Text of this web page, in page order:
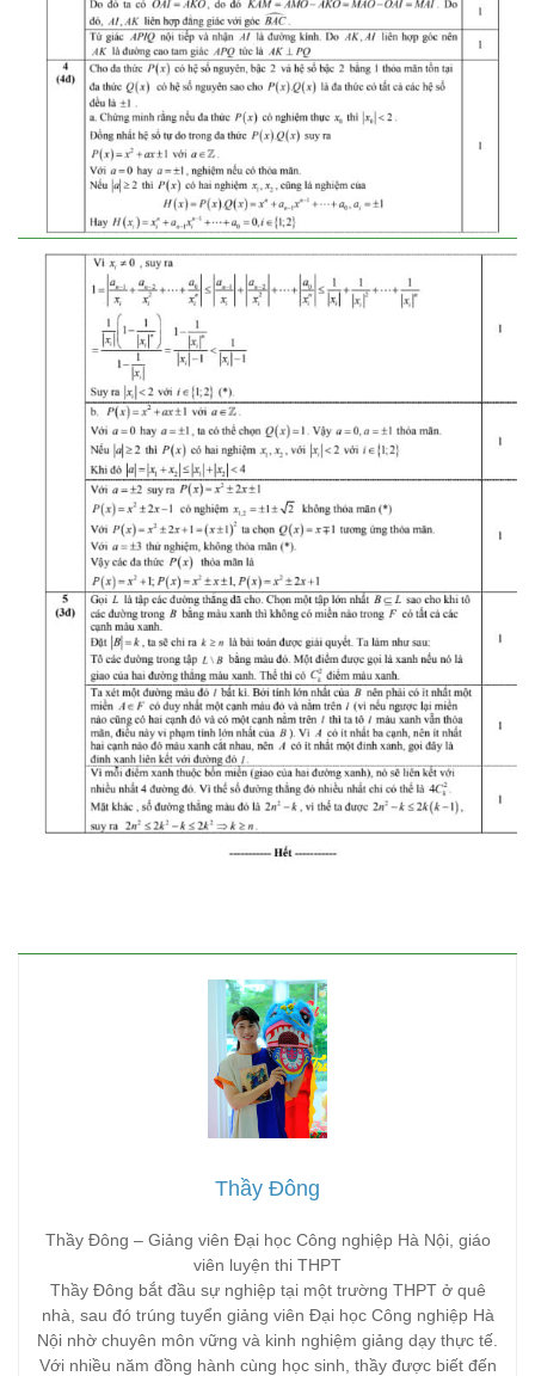
Thầy Đông
Thầy Đông – Giảng viên Đại học Công nghiệp Hà Nội, giáo
viên luyện thi THPT
Thầy Đông bắt đầu sự nghiệp tại một trường THPT ở quê
nhà, sau đó trúng tuyển giảng viên Đại học Công nghiệp Hà
Nội nhờ chuyên môn vững và kinh nghiệm giảng dạy thực tế.
Với nhiều năm đồng hành cùng học sinh, thầy được biết đến